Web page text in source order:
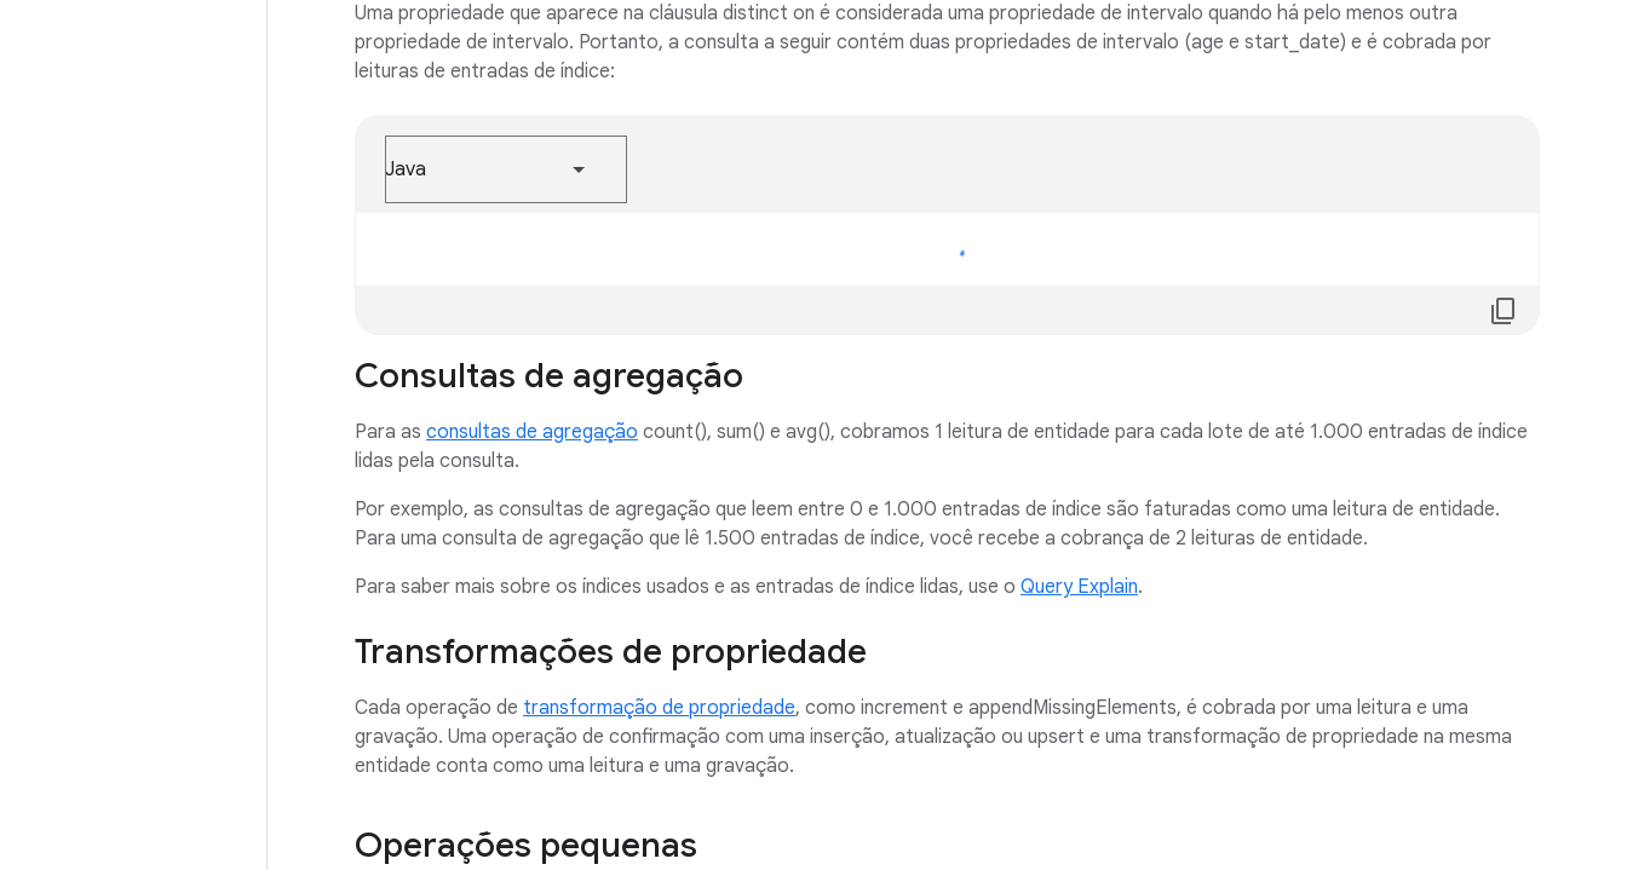
Uma propriedade que aparece na cláusula distinct on é considerada uma propriedade de intervalo quando há pelo menos outra
propriedade de intervalo. Portanto, a consulta a seguir contém duas propriedades de intervalo (age e start_date) e é cobrada por
leituras de entradas de índice:
Java
Carregando...
content_copy
Consultas de agregação
Para as consultas de agregação count(), sum() e avg(), cobramos 1 leitura de entidade para cada lote de até 1.000 entradas de índice
lidas pela consulta.
Por exemplo, as consultas de agregação que leem entre 0 e 1.000 entradas de índice são faturadas como uma leitura de entidade.
Para uma consulta de agregação que lê 1.500 entradas de índice, você recebe a cobrança de 2 leituras de entidade.
Para saber mais sobre os índices usados e as entradas de índice lidas, use o Query Explain.
Transformações de propriedade
Cada operação de transformação de propriedade, como increment e appendMissingElements, é cobrada por uma leitura e uma
gravação. Uma operação de confirmação com uma inserção, atualização ou upsert e uma transformação de propriedade na mesma
entidade conta como uma leitura e uma gravação.
Operações pequenas